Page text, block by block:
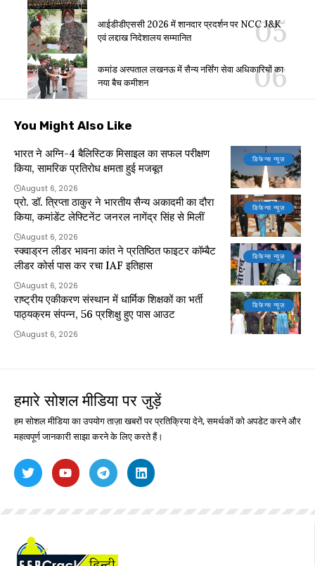
आईडीडीएससी 2026 में शानदार प्रदर्शन पर NCC J&K
एवं लद्दाख निदेशालय सम्मानित
कमांड अस्पताल लखनऊ में सैन्य नर्सिंग सेवा अधिकारियों का
नया बैच कमीशन
You Might Also Like
डिफेन्स न्यूज़
भारत ने अग्नि-4 बैलिस्टिक मिसाइल का सफल परीक्षण
किया, सामरिक प्रतिरोध क्षमता हुई मजबूत
August 6, 2026
डिफेन्स न्यूज़
प्रो. डॉ. त्रिप्ता ठाकुर ने भारतीय सैन्य अकादमी का दौरा
किया, कमांडेंट लेफ्टिनेंट जनरल नागेंद्र सिंह से मिलीं
August 6, 2026
डिफेन्स न्यूज़
स्क्वाड्रन लीडर भावना कांत ने प्रतिष्ठित फाइटर कॉम्बैट
लीडर कोर्स पास कर रचा IAF इतिहास
August 6, 2026
डिफेन्स न्यूज़
राष्ट्रीय एकीकरण संस्थान में धार्मिक शिक्षकों का भर्ती
पाठ्यक्रम संपन्न, 56 प्रशिक्षु हुए पास आउट
August 6, 2026
हमारे सोशल मीडिया पर जुड़ें
हम सोशल मीडिया का उपयोग ताज़ा खबरों पर प्रतिक्रिया देने, समर्थकों को अपडेट करने और
महत्वपूर्ण जानकारी साझा करने के लिए करते हैं।